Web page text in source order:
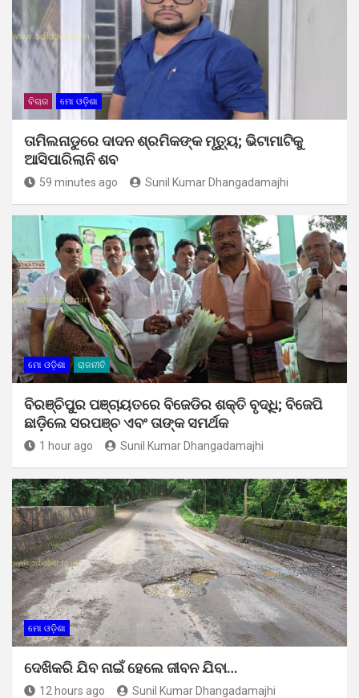
ବିଚାର ମୋ ଓଡ଼ିଶା
ତାମିଲନାଡୁରେ ଦାଦନ ଶ୍ରମିକଙ୍କ ମୃତ୍ୟୁ; ଭିଟାମାଟିକୁ
ଆସିପାରିଲାନି ଶବ
59 minutes ago Sunil Kumar Dhangadamajhi
ମୋ ଓଡ଼ିଶା ରାଜନୀତି
ବିରଞ୍ଚିପୁର ପଞ୍ଚାୟତରେ ବିଜେଡିର ଶକ୍ତି ବୃଦ୍ଧି; ବିଜେପି
ଛାଡ଼ିଲେ ସରପଞ୍ଚ ଏବଂ ତାଙ୍କ ସମର୍ଥକ
1 hour ago Sunil Kumar Dhangadamajhi
ମୋ ଓଡ଼ିଶା
ଦେଖିକରି ଯିବ ନାଇଁ ହେଲେ ଜୀବନ ଯିବା…
12 hours ago Sunil Kumar Dhangadamajhi